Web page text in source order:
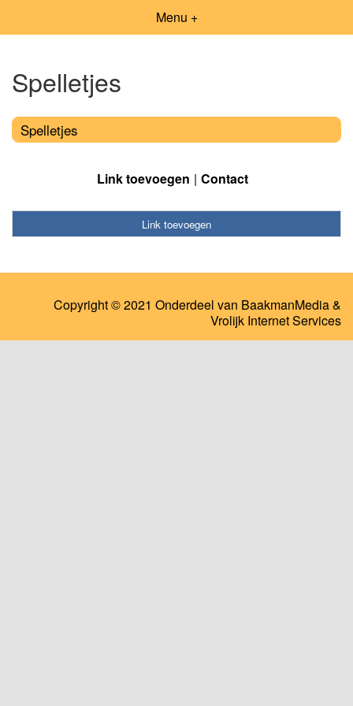
Menu +
Spelletjes
Spelletjes
Link toevoegen Contact
Link toevoegen
Copyright © 2021 Onderdeel van BaakmanMedia&
Vrolijk Internet Services